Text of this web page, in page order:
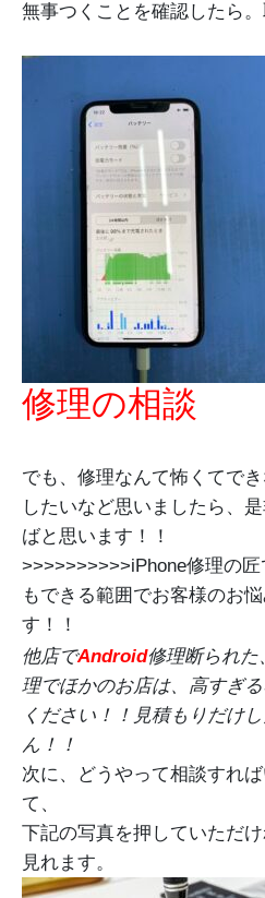
無事つくことを確認したら。
修理の相談
でも、修理なんて怖くてで
したいなど思いましたら、
ばと思います！！
>>>>>>>>>>iPhone修理の
もできる範囲でお客様のお
す！！
他店でAndroid修理断られた
理でほかのお店は、高すぎ
ください！！見積もりだけ
ん！！
次に、どうやって相談すれ
て、
下記の写真を押していただ
見れます。